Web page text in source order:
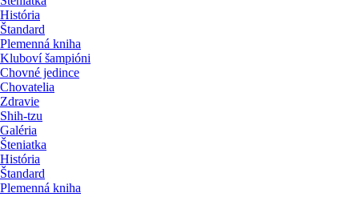
História
Štandard
Plemenná kniha
Kluboví šampióni
Chovné jedince
Chovatelia
Zdravie
Shih-tzu
Galéria
Šteniatka
História
Štandard
Plemenná kniha